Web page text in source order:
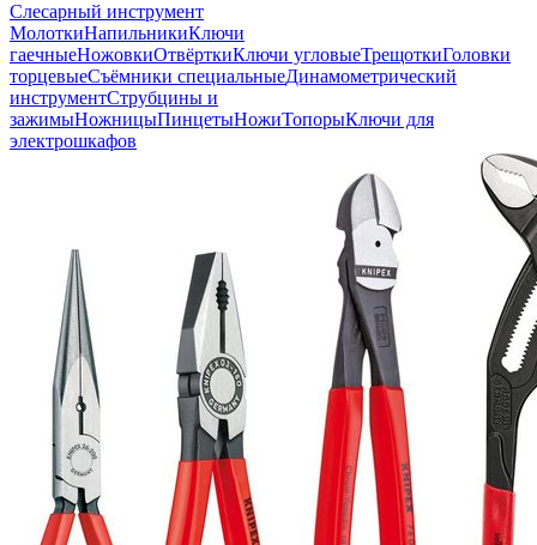
Слесарный инструмент
МолоткиНапильникиКлючи
гаечныеНожовкиОтвёрткиКлючи угловыеТрещоткиГоловки
торцевыеСъёмники специальныеДинамометрический
инструментСтрубцины и
зажимыНожницыПинцетыНожиТопорыКлючи для
электрошкафов